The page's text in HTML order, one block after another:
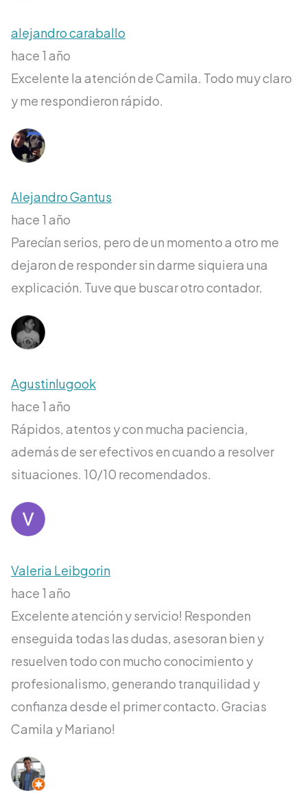
alejandro caraballo
hace 1 año
Excelente la atención de Camila. Todo muy claro
y me respondieron rápido.
Alejandro Gantus
hace 1 año
Parecían serios, pero de un momento a otro me
dejaron de responder sin darme siquiera una
explicación. Tuve que buscar otro contador.
Agustinlugook
hace 1 año
Rápidos, atentos y con mucha paciencia,
además de ser efectivos en cuando a resolver
situaciones. 10/10 recomendados.
Valeria Leibgorin
hace 1 año
Excelente atención y servicio! Responden
enseguida todas las dudas, asesoran bien y
resuelven todo con mucho conocimiento y
profesionalismo, generando tranquilidad y
confianza desde el primer contacto. Gracias
Camila y Mariano!